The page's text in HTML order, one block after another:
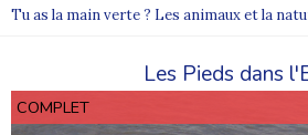
Tu as la main verte ? Les animaux et la
Les Pieds dans
COMPLET